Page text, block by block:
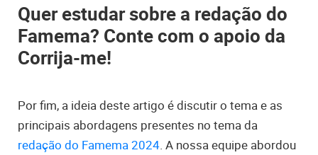
Quer estudar sobre a redação do
Famema? Conte com o apoio da
Corrija-me!
Por fim, a ideia deste artigo é discutir o tema e as
principais abordagens presentes no tema da
redação do Famema 2024. A nossa equipe abordou